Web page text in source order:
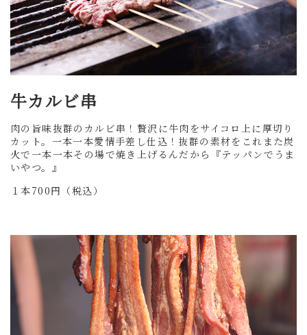
牛カルビ串
肉の旨味抜群のカルビ串！贅沢に牛肉をサイコロ上に厚切り
カット。一本一本愛情手差し仕込！抜群の素材をこれまた炭
火で一本一本その場で焼き上げるんだから『テッパンでうま
いやつ。』
１本700円（税込）